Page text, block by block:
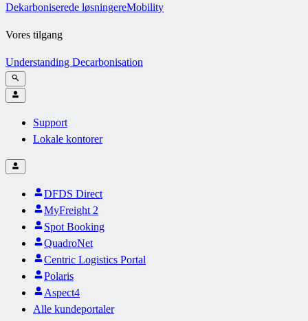
Dekarboniserede løsningereMobility
Vores tilgang
Understanding Decarbonisation
Support
Lokale kontorer
DFDS Direct
MyFreight 2
Spot Booking
QuadroNet
Centric Logistics Portal
Polaris
Aspect4
Alle kundeportaler